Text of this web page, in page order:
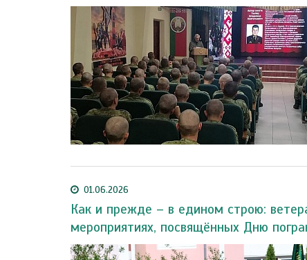
01.06.2026
Как и прежде – в едином строю:
мероприятиях, посвящённых Дню